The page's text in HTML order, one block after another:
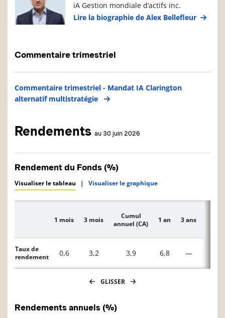
iA Gestion mondiale d’actifs inc.
Lire la biographie de Alex Bellefleur
Commentaire trimestriel
Commentaire trimestriel - Mandat IA Clarington
alternatif multistratégie
Rendements au 30 juin 2026
Rendement du Fonds (%)
Visualiser le tableau | Visualiser le graphique
Description
1 mois 3 mois
Cumul
annuel (CA)
1 an 3 ans
Taux de
rendement
0,6 3,2 3,9 6,8 —
GLISSER
Rendements annuels (%)